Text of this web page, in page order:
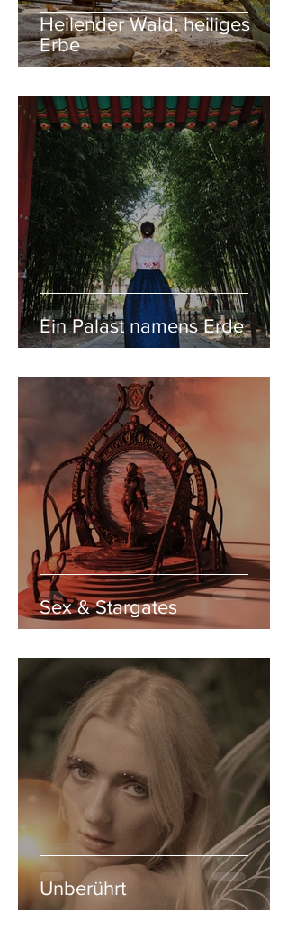
Heilender Wald, heiliges
Erbe
Ein Palast namens Erde
Sex & Stargates
Unberührt